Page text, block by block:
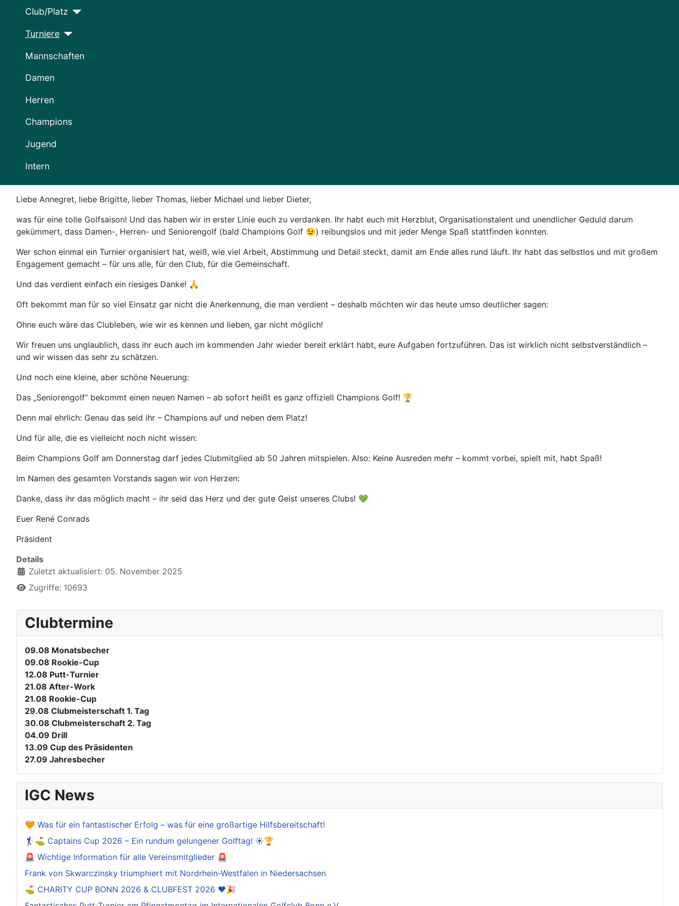
Club/Platz
Turniere
Mannschaften
Damen
Herren
Champions
Jugend
Intern
Liebe Annegret, liebe Brigitte, lieber Thomas, lieber Michael und lieber Dieter,
was für eine tolle Golfsaison! Und das haben wir in erster Linie euch zu verdanken. Ihr habt euch mit Herzblut, Organisationstalent und unendlicher Geduld darum
gekümmert, dass Damen-, Herren- und Seniorengolf (bald Champions Golf 😉) reibungslos und mit jeder Menge Spaß stattfinden konnten.
Wer schon einmal ein Turnier organisiert hat, weiß, wie viel Arbeit, Abstimmung und Detail steckt, damit am Ende alles rund läuft. Ihr habt das selbstlos und mit großem
Engagement gemacht – für uns alle, für den Club, für die Gemeinschaft.
Und das verdient einfach ein riesiges Danke! 🙏
Oft bekommt man für so viel Einsatz gar nicht die Anerkennung, die man verdient – deshalb möchten wir das heute umso deutlicher sagen:
Ohne euch wäre das Clubleben, wie wir es kennen und lieben, gar nicht möglich!
Wir freuen uns unglaublich, dass ihr euch auch im kommenden Jahr wieder bereit erklärt habt, eure Aufgaben fortzuführen. Das ist wirklich nicht selbstverständlich –
und wir wissen das sehr zu schätzen.
Und noch eine kleine, aber schöne Neuerung:
Das „Seniorengolf“ bekommt einen neuen Namen – ab sofort heißt es ganz offiziell Champions Golf! 🏆
Denn mal ehrlich: Genau das seid ihr – Champions auf und neben dem Platz!
Und für alle, die es vielleicht noch nicht wissen:
Beim Champions Golf am Donnerstag darf jedes Clubmitglied ab 50 Jahren mitspielen. Also: Keine Ausreden mehr – kommt vorbei, spielt mit, habt Spaß!
Im Namen des gesamten Vorstands sagen wir von Herzen:
Danke, dass ihr das möglich macht – ihr seid das Herz und der gute Geist unseres Clubs! 💚
Euer René Conrads
Präsident
Details
Zuletzt aktualisiert: 05. November 2025
Zugriffe: 10693
Clubtermine
09.08 Monatsbecher
09.08 Rookie-Cup
12.08 Putt-Turnier
21.08 After-Work
21.08 Rookie-Cup
29.08 Clubmeisterschaft 1. Tag
30.08 Clubmeisterschaft 2. Tag
04.09 Drill
13.09 Cup des Präsidenten
27.09 Jahresbecher
IGC News
🧡 Was für ein fantastischer Erfolg – was für eine großartige Hilfsbereitschaft!
🏌️‍♀️⛳ Captains Cup 2026 – Ein rundum gelungener Golftag! ☀️🏆
🚨 Wichtige Information für alle Vereinsmitglieder 🚨
Frank von Skwarczinsky triumphiert mit Nordrhein-Westfalen in Niedersachsen
⛳️ CHARITY CUP BONN 2026 & CLUBFEST 2026 ❤️🎉